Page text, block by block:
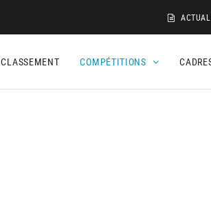
CLASSEMENT COMPÉTITIONS